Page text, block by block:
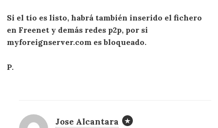
Si el tío es listo, habrá también inserido el fichero
en Freenet y demás redes p2p, por si
myforeignserver.com es bloqueado.
P.
Jose Alcantara